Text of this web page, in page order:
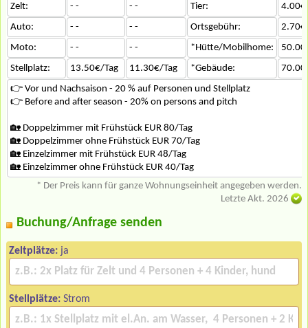
Zelt: - - - - Tier:
Auto:
- - - - Ortsgebühr:
Moto:
- - - - *Hütte/Mobilhome:
Stellplatz:
13.50€/Tag 11.30€/Tag *Gebäude:
👉 Vor und Nachsaison - 20 % auf Personen und Stellplatz
👉 Before and after season - 20% on persons and pitch
🏡 Doppelzimmer mit Frühstück EUR 80/Tag
🏡 Doppelzimmer ohne Frühstück EUR 70/Tag
🏡 Einzelzimmer mit Frühstück EUR 48/Tag
🏡 Einzelzimmer ohne Frühstück EUR 40/Tag
* Der Preis kann für ganze Wohnungseinheit angegeben werden.
Letzte Akt. 2026
Buchung/Anfrage senden
Zeltplätze: ja
Stellplätze: Strom